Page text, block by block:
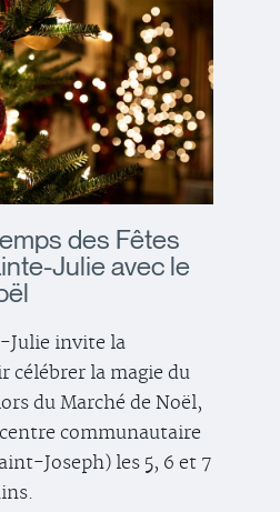
des Fêtes
Julie avec le
Julie invite la
célébrer la magie du
du Marché de Noël,
communautaire
Joseph) les 5, 6 et 7